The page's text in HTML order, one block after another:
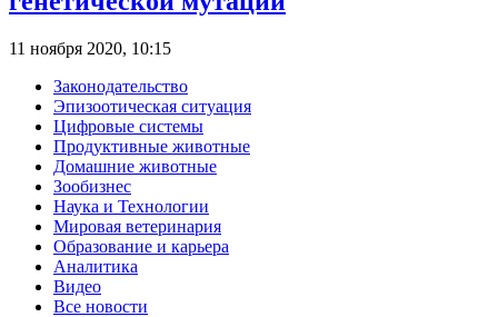
11 ноября 2020, 10:15
Законодательство
Эпизоотическая ситуация
Цифровые системы
Продуктивные животные
Домашние животные
Зообизнес
Наука и Технологии
Мировая ветеринария
Образование и карьера
Аналитика
Видео
Все новости